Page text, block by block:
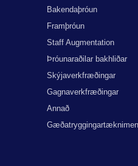
Bakendaþróun
Framþróun
Staff Augmentation
Þróunaraðilar bakhliðar
Skýjaverkfræðingar
Gagnaverkfræðingar
Annað